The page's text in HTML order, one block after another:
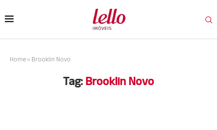
Home » Brooklin Novo
Tag: Brooklin Novo